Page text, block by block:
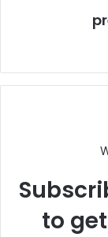
to